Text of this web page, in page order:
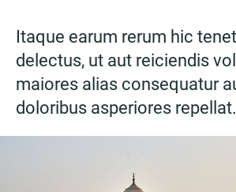
Itaque earum rerum hic
delectus, ut aut reiciendis
maiores alias consequatur
doloribus asperiores repellat.